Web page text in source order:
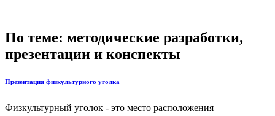
По теме: методические разработки,
презентации и конспекты
Презентация физкультурного уголка
Физкультурный уголок - это место расположения